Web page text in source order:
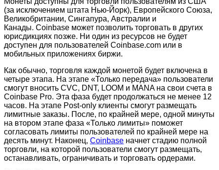
(за исключением штата Нью-Йорк), Европейского Союза,
Великобритании, Сингапура, Австралии и
Канады. Coinbase может позволить торговать в других
юрисдикциях позже. Ни один из ресурсов не будет
доступен для пользователей Coinbase.com или в
мобильных приложениях биржи.
Как обычно, торговля каждой монетой будет включена в
четыре этапа. На этапе «Только передача» пользователи
смогут вносить CVC, DNT, LOOM и MANA на свои счета в
Coinbase Pro. Эта фаза будет продолжаться не менее 12
часов. На этапе Post-only клиенты смогут размещать
лимитные заказы. После, по крайней мере, одной минуты
на втором этапе фаза «Только лимиты» поможет
согласовать лимиты пользователей по крайней мере на
десять минут. Наконец, Coinbase начнет стадию полной
торговли, на которой пользователи смогут размещать,
останавливать, ограничивать и торговать ордерами.